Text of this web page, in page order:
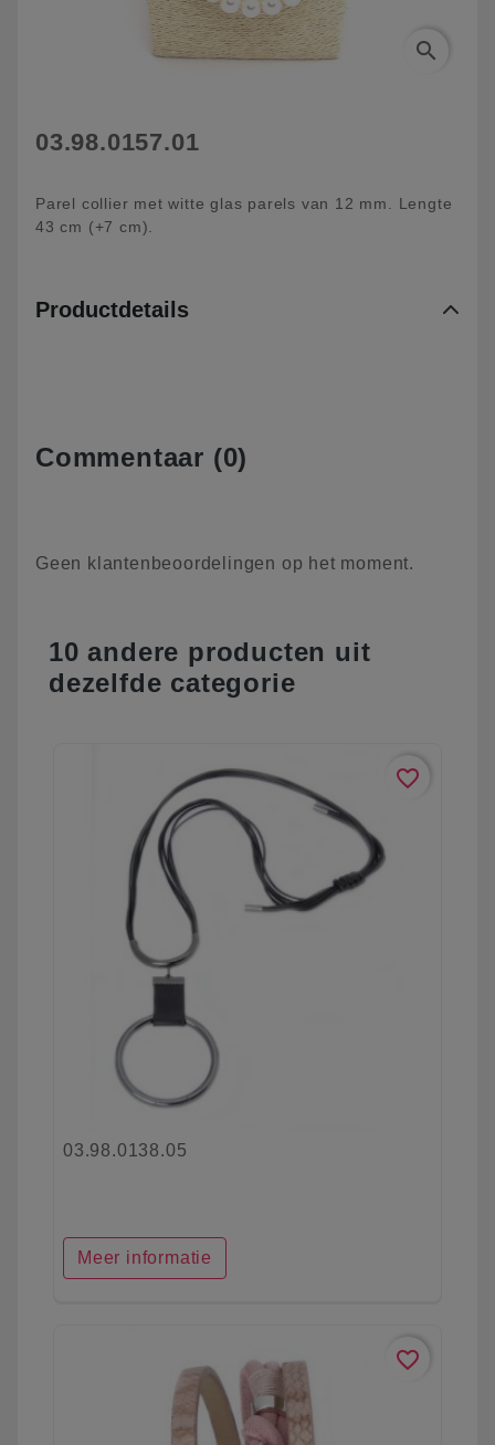
search
03.98.0157.01
Parel collier met witte glas parels van 12 mm. Lengte
43 cm (+7 cm).
Productdetails
Commentaar (0)
Geen klantenbeoordelingen op het moment.
10 andere producten uit
dezelfde categorie
favorite_border
03.98.0138.05
Meer informatie
favorite_border